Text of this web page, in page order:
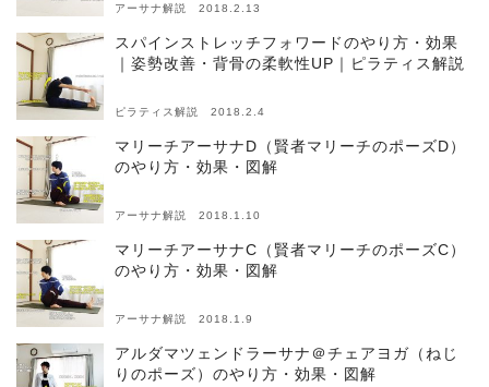
アーサナ解説 2018.2.13
スパインストレッチフォワードのやり方・効果
｜姿勢改善・背骨の柔軟性UP｜ピラティス解説
ピラティス解説 2018.2.4
マリーチアーサナD（賢者マリーチのポーズD）
のやり方・効果・図解
アーサナ解説 2018.1.10
マリーチアーサナC（賢者マリーチのポーズC）
のやり方・効果・図解
アーサナ解説 2018.1.9
アルダマツェンドラーサナ＠チェアヨガ（ねじ
りのポーズ）のやり方・効果・図解